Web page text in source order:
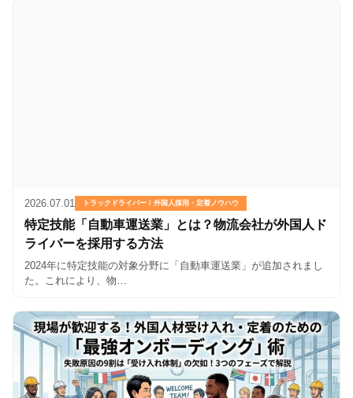
2026.07.01 トラックドライバー / 外国人採用・定着ノウハウ
特定技能「自動車運送業」とは？物流会社が外国人ド
ライバーを採用する方法
2024年に特定技能の対象分野に「自動車運送業」が追加されまし
た。これにより、物…